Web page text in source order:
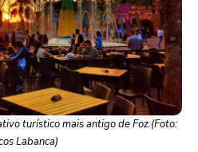
turístico mais antigo de Foz.(Foto:
Labanca)